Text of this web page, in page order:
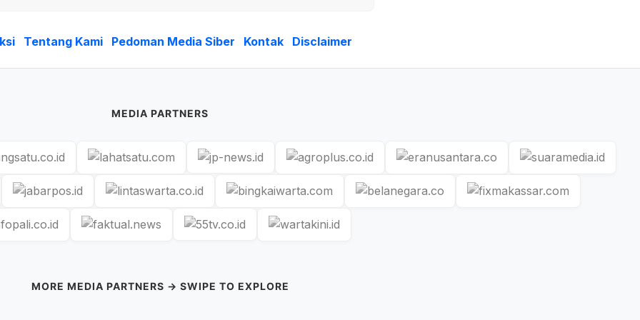
Tentang Kami Pedoman Media Siber Kontak Disclaimer
MEDIA PARTNERS
MORE MEDIA PARTNERS → SWIPE TO EXPLORE